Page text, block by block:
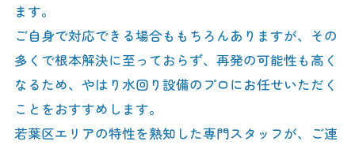
ます。
ご自身で対応できる場合ももちろんありますが、その
多くで根本解決に至っておらず、再発の可能性も高く
なるため、やはり水回り設備のプロにお任せいただく
ことをおすすめします。
若葉区エリアの特性を熟知した専門スタッフが、ご連